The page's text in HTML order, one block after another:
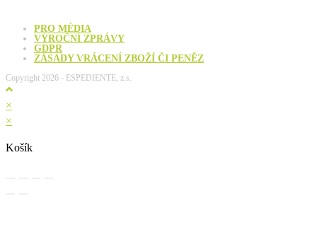
PRO MÉDIA
VÝROČNÍ ZPRÁVY
GDPR
ZÁSADY VRÁCENÍ ZBOŽÍ ČI PENĚZ
Copyright 2026 - ESPEDIENTE, z.s.
×
×
Košík